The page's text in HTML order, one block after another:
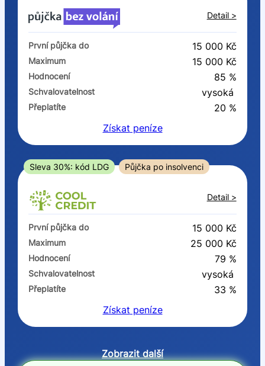
V exekuci
ano
ne
Po insolvenci
V hotovosti
ano
Detail >
První půjčka do 15 000 Kč
Maximum 15 000 Kč
Hodnocení 85 %
Schvalovatelnost vysoká
Přeplatíte
20 %
Získat peníze
Sleva 30%: kód LDG Půjčka po insolvenci
Detail >
První půjčka do 15 000 Kč
Maximum 25 000 Kč
Hodnocení 79 %
Schvalovatelnost vysoká
Přeplatíte
33 %
Získat peníze
Zobrazit další